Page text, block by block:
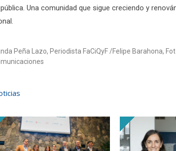
Una comunidad que sigue creciendo y
Peña Lazo, Periodista FaCiQyF
Felipe Barahona,